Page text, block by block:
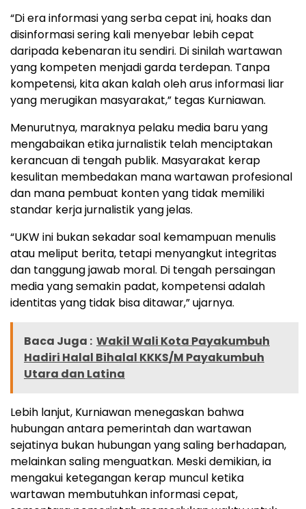
“Di era informasi yang serba cepat ini, hoaks dan
disinformasi sering kali menyebar lebih cepat
daripada kebenaran itu sendiri. Di sinilah wartawan
yang kompeten menjadi garda terdepan. Tanpa
kompetensi, kita akan kalah oleh arus informasi liar
yang merugikan masyarakat,” tegas Kurniawan.
Menurutnya, maraknya pelaku media baru yang
mengabaikan etika jurnalistik telah menciptakan
kerancuan di tengah publik. Masyarakat kerap
kesulitan membedakan mana wartawan profesional
dan mana pembuat konten yang tidak memiliki
standar kerja jurnalistik yang jelas.
“UKW ini bukan sekadar soal kemampuan menulis
atau meliput berita, tetapi menyangkut integritas
dan tanggung jawab moral. Di tengah persaingan
media yang semakin padat, kompetensi adalah
identitas yang tidak bisa ditawar,” ujarnya.
Baca Juga : Wakil Wali Kota Payakumbuh
Hadiri Halal Bihalal KKKS/M Payakumbuh
Utara dan Latina
Lebih lanjut, Kurniawan menegaskan bahwa
hubungan antara pemerintah dan wartawan
sejatinya bukan hubungan yang saling berhadapan,
melainkan saling menguatkan. Meski demikian, ia
mengakui ketegangan kerap muncul ketika
wartawan membutuhkan informasi cepat,